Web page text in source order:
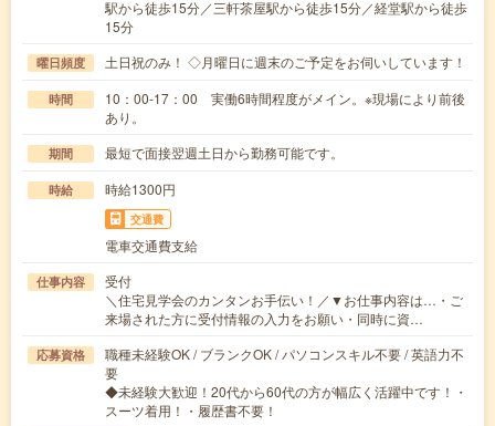
駅から徒歩15分／三軒茶屋駅から徒歩15分／経堂駅から徒歩
15分
曜日頻度 土日祝のみ！ ◇月曜日に週末のご予定をお伺いしています！
時間
10：00-17：00 実働6時間程度がメイン。※現場により前後
あり。
期間 最短で面接翌週土日から勤務可能です。
時給 時給1300円
交通費
電車交通費支給
仕事内容
受付
＼住宅見学会のカンタンお手伝い！／▼お仕事内容は…・ご
来場された方に受付情報の入力をお願い・同時に資…
応募資格
職種未経験OK / ブランクOK / パソコンスキル不要 / 英語力不
要
◆未経験大歓迎！20代から60代の方が幅広く活躍中です！・
スーツ着用！・履歴書不要！